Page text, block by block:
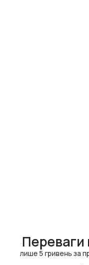
Переваги
лише 5 гривень за